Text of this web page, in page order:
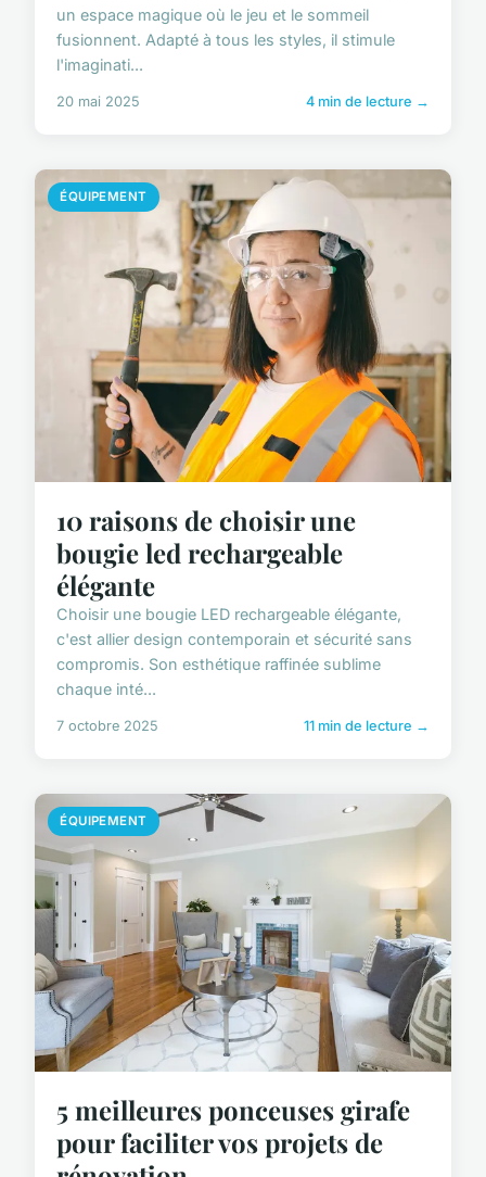
un espace magique où le jeu et le sommeil
fusionnent. Adapté à tous les styles, il stimule
l'imaginati...
20 mai 2025 4 min de lecture →
ÉQUIPEMENT
10 raisons de choisir une
bougie led rechargeable
élégante
Choisir une bougie LED rechargeable élégante,
c'est allier design contemporain et sécurité sans
compromis. Son esthétique raffinée sublime
chaque inté...
7 octobre 2025 11 min de lecture →
ÉQUIPEMENT
5 meilleures ponceuses girafe
pour faciliter vos projets de